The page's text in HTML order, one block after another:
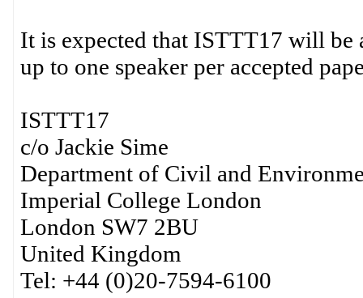
It is expected that ISTTT17 will be
up to one speaker per accepted
ISTTT17
c/o Jackie Sime
Department of Civil and
Imperial College London
London SW7 2BU
United Kingdom
Tel: +44 (0)20-7594-6100